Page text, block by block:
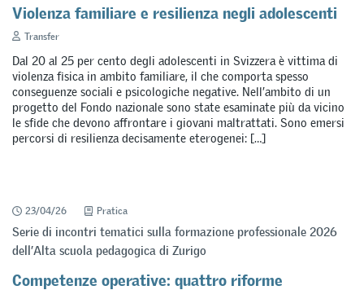
Violenza familiare e resilienza negli adolescenti
Transfer
Dal 20 al 25 per cento degli adolescenti in Svizzera è vittima di
violenza fisica in ambito familiare, il che comporta spesso
conseguenze sociali e psicologiche negative. Nell’ambito di un
progetto del Fondo nazionale sono state esaminate più da vicino
le sfide che devono affrontare i giovani maltrattati. Sono emersi
percorsi di resilienza decisamente eterogenei: […]
23/04/26 Pratica
Serie di incontri tematici sulla formazione professionale 2026
dell’Alta scuola pedagogica di Zurigo
Competenze operative: quattro riforme